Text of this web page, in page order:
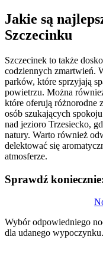
Jakie są
Szczecinku
Szczecinek to także
codziennych zmartwień.
parków, które sprzyjają
powietrzu. Można
które oferują różnorodne
osób szukających
nad jezioro Trzesiecko,
natury. Warto również
delektować się
atmosferze.
Sprawdź
Wybór odpowiedniego
dla udanego
wpisu